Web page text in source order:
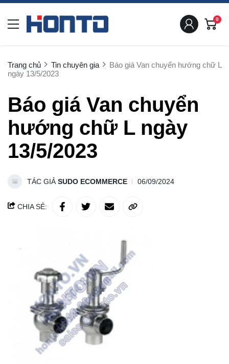
0
Trang chủ Tin chuyên gia
Báo giá Van chuyển hướng chữ L
ngày 13/5/2023
Báo giá Van chuyển
hướng chữ L ngày
13/5/2023
TÁC GIẢ SUDO ECOMMERCE 06/09/2024
CHIA SẺ: